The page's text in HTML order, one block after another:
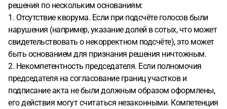
решения по нескольким основаниям:
1. Отсутствие кворума. Если при подсчёте голосов были
нарушения (например, указание долей в сотых, что может
свидетельствовать о некорректном подсчёте), это может
быть основанием для признания решения ничтожным.
2. Некомпетентность председателя. Если полномочия
председателя на согласование границ участков и
подписание акта не были должным образом оформлены,
его действия могут считаться незаконными. Компетенция